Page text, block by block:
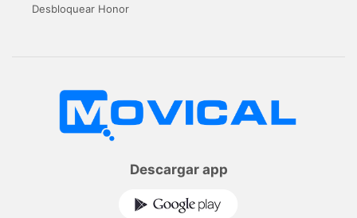
Desbloquear Honor
Descargar app